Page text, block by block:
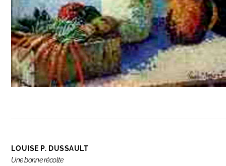
LOUISE P. DUSSAULT
Une bonne récolte